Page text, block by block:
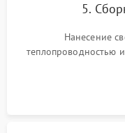
5.
Нанесение
теплопроводностью
шлейфов, модулей